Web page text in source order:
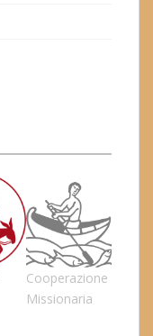
Cooperazione
Missionaria